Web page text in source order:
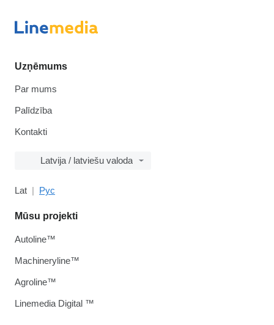
Uzņēmums
Par mums
Palīdzība
Kontakti
Latvija / latviešu valoda
Lat Рус
Mūsu projekti
Autoline™
Machineryline™
Agroline™
Linemedia Digital ™